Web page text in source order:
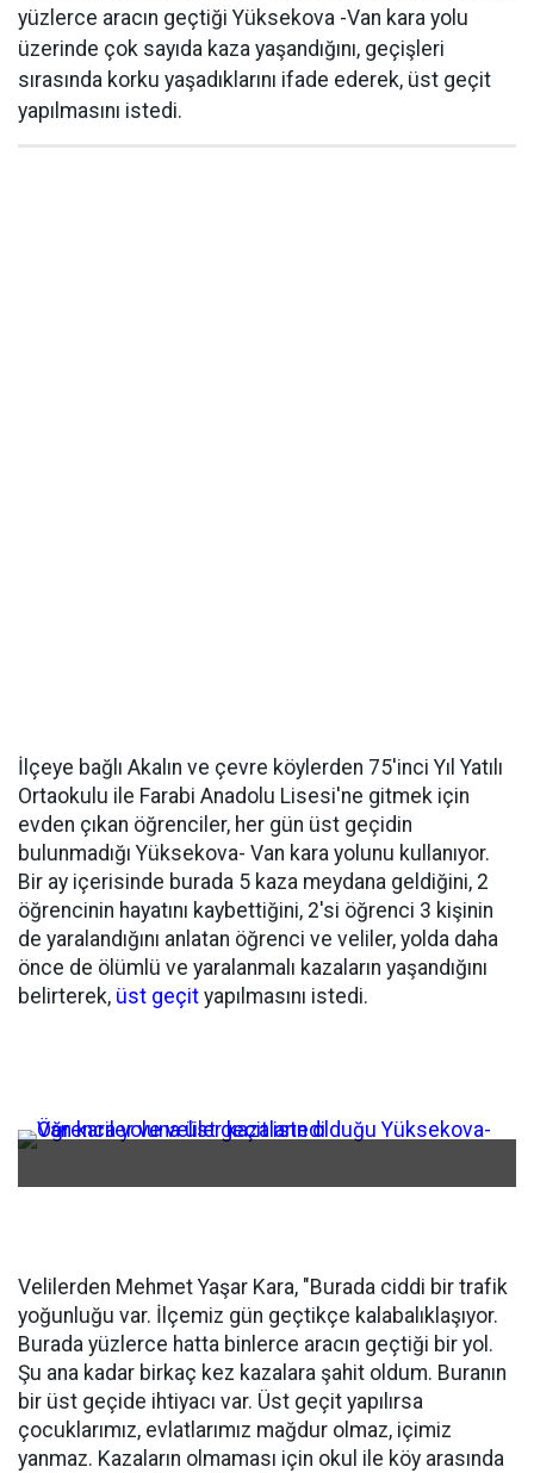
yüzlerce aracın geçtiği Yüksekova -Van kara yolu
üzerinde çok sayıda kaza yaşandığını, geçişleri
sırasında korku yaşadıklarını ifade ederek, üst geçit
yapılmasını istedi.
İlçeye bağlı Akalın ve çevre köylerden 75'inci Yıl Yatılı
Ortaokulu ile Farabi Anadolu Lisesi'ne gitmek için
evden çıkan öğrenciler, her gün üst geçidin
bulunmadığı Yüksekova- Van kara yolunu kullanıyor.
Bir ay içerisinde burada 5 kaza meydana geldiğini, 2
öğrencinin hayatını kaybettiğini, 2'si öğrenci 3 kişinin
de yaralandığını anlatan öğrenci ve veliler, yolda daha
önce de ölümlü ve yaralanmalı kazaların yaşandığını
belirterek, üst geçit yapılmasını istedi.
Velilerden Mehmet Yaşar Kara, "Burada ciddi bir trafik
yoğunluğu var. İlçemiz gün geçtikçe kalabalıklaşıyor.
Burada yüzlerce hatta binlerce aracın geçtiği bir yol.
Şu ana kadar birkaç kez kazalara şahit oldum. Buranın
bir üst geçide ihtiyacı var. Üst geçit yapılırsa
çocuklarımız, evlatlarımız mağdur olmaz, içimiz
yanmaz. Kazaların olmaması için okul ile köy arasında